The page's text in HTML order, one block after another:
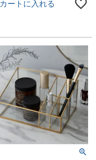
カートに入れる